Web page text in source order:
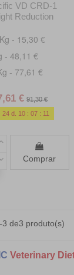
VD CRD-1
Reduction
- 15,30 €
- 48,11 €
- 77,61 €
€ 91,30 €
24d. 10: 07: 10
Comprar
3 de3 produto(s)
Veterinary